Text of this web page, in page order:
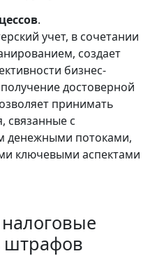
.
учет, в сочетании
создает
бизнес-
достоверной
принимать
связанные с
денежными потоками,
ключевыми аспектами
штрафов